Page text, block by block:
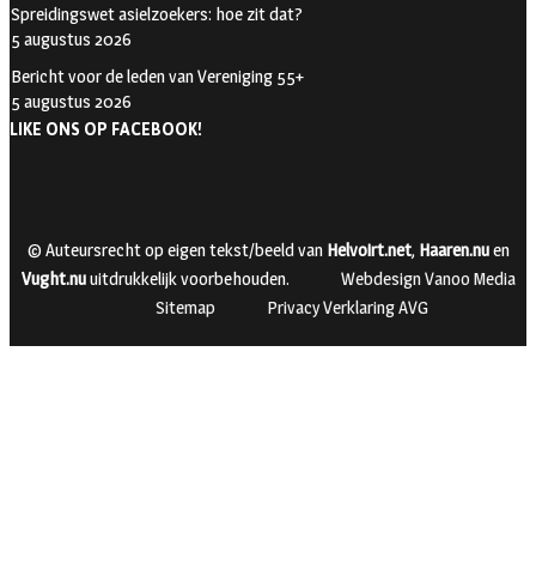
Spreidingswet asielzoekers: hoe zit dat?
5 augustus 2026
Bericht voor de leden van Vereniging 55+
5 augustus 2026
LIKE ONS OP FACEBOOK!
© Auteursrecht op eigen tekst/beeld van Helvoirt.net, Haaren.nuen
Vught.nuuitdrukkelijk voorbehouden.
Webdesign Vanoo Media
Sitemap
Privacy Verklaring AVG